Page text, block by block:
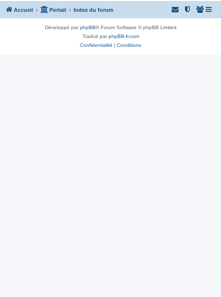
Accueil Portail Index du forum
Développé parphpBB® Forum Software © phpBB Limited
Traduit parphpBB-fr.com
Confidentialité | Conditions